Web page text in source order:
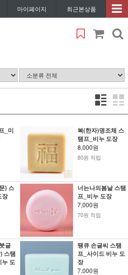
마이페이지 최근본상품
_미
복(한자)명조체 스
탬프_비누 도장
8,000원
80원 적립
) 스
장
너는나의봄날 스탬
프_비누 도장
7,000원
70원 적립
글
스탬
누 도
땡큐 손글씨 스탬
프_사이드 비누 도
장
7,000원